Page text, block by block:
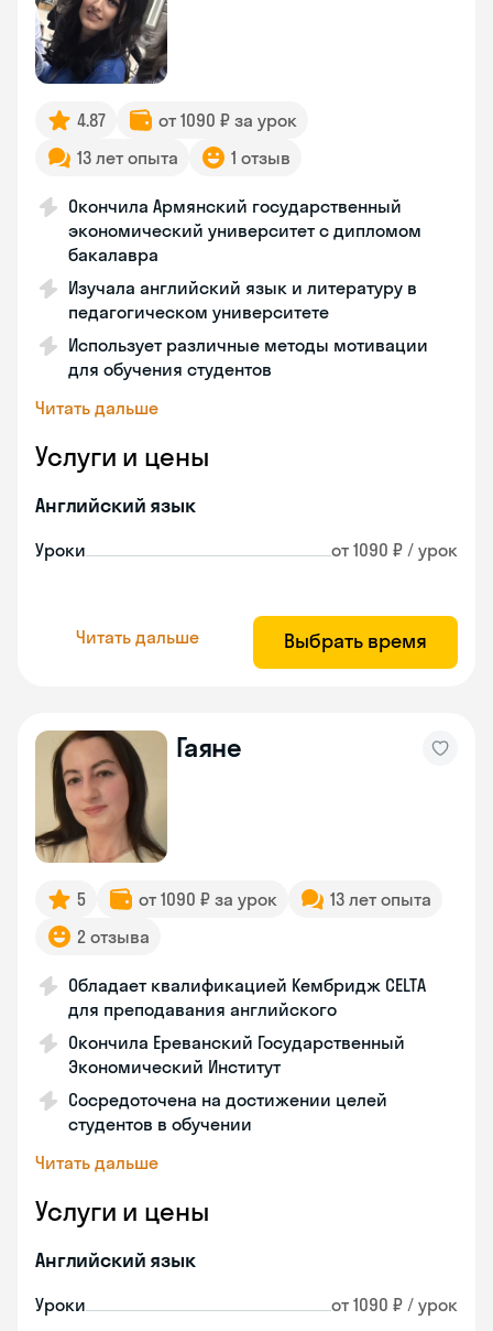
4.87
от 1090 ₽ за урок
13 лет опыта
1 отзыв
Окончила Армянский государственный
экономический университет с дипломом
бакалавра
Изучала английский язык и литературу в
педагогическом университете
Использует различные методы мотивации
для обучения студентов
Читать дальше
Услуги и цены
Английский язык
Уроки от 1090 ₽ / урок
Читать дальше Выбрать время
Гаяне
5 от 1090 ₽ за урок
13 лет опыта
2 отзыва
Обладает квалификацией Кембридж CELTA
для преподавания английского
Окончила Ереванский Государственный
Экономический Институт
Сосредоточена на достижении целей
студентов в обучении
Читать дальше
Услуги и цены
Английский язык
Уроки от 1090 ₽ / урок